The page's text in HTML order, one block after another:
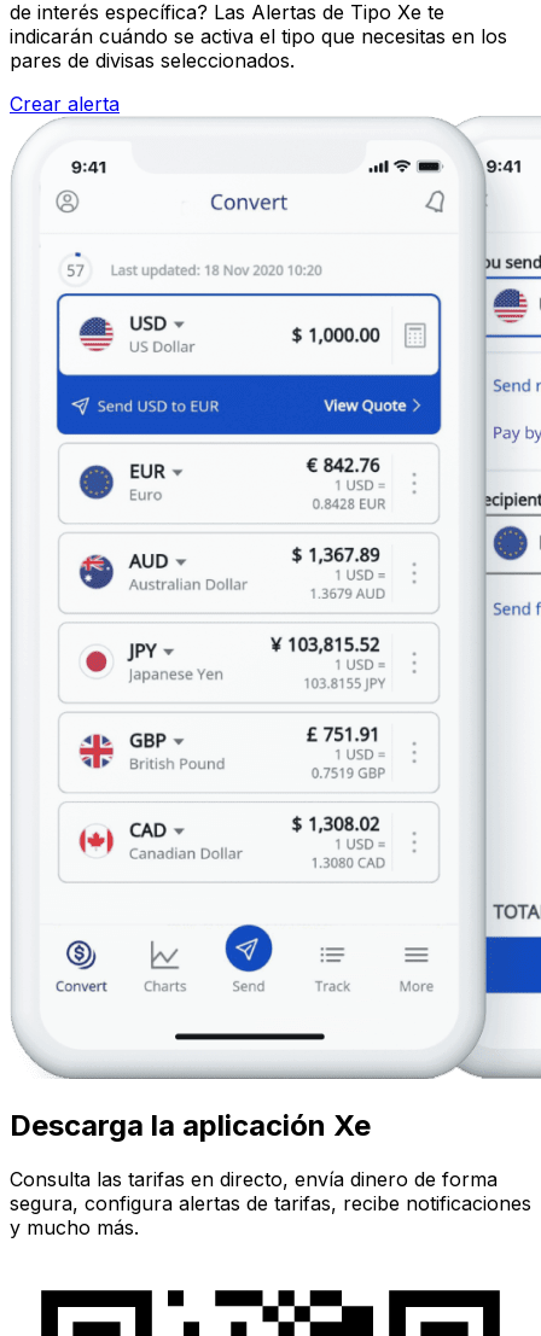
de interés específica? Las Alertas de Tipo Xe te
indicarán cuándo se activa el tipo que necesitas en los
pares de divisas seleccionados.
Crear alerta
Descarga la aplicación Xe
Consulta las tarifas en directo, envía dinero de forma
segura, configura alertas de tarifas, recibe notificaciones
y mucho más.